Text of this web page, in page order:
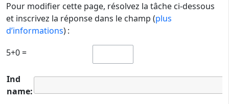
Pour modifier cette page, résolvez la tâche ci-dessous
et inscrivez la réponse dans le champ (plus
d’informations) :
5+0 =
Ind
name: